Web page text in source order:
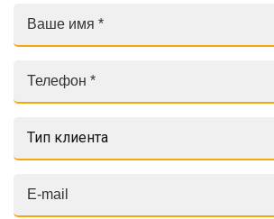
Тип клиента